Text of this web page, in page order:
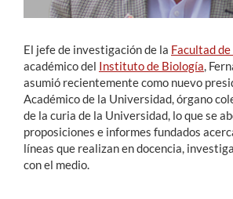
El jefe de investigación de la Facultad
académico del Instituto de Biología ,
asumió recientemente como nuevo
Académico de la Universidad, órgano
de la curia de la Universidad, lo que se
proposiciones e informes fundados
líneas que realizan en docencia,
con el medio.